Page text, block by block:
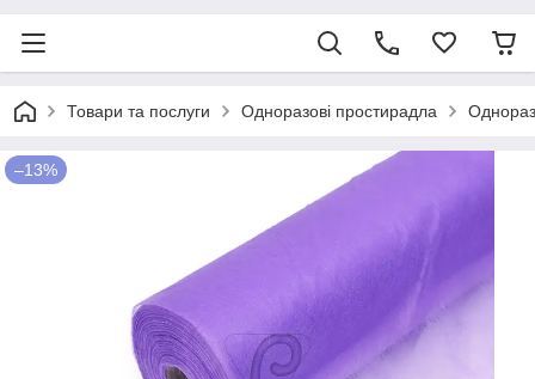
Товари та послуги Одноразові простирадла
–13%